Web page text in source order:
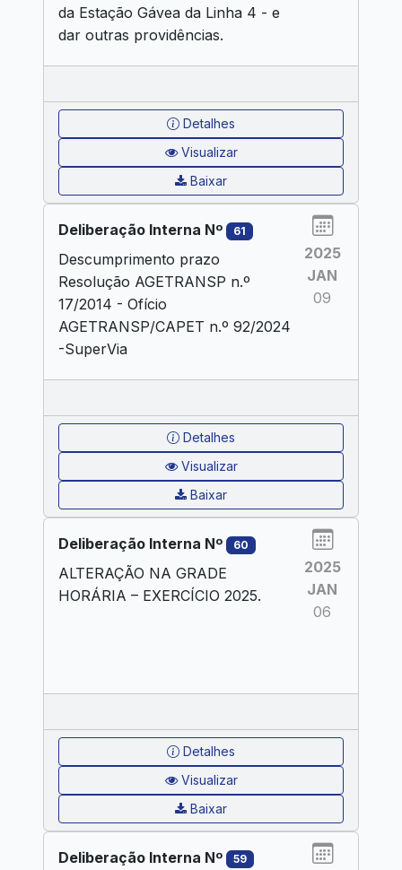
da Estação Gávea da Linha 4 - e
dar outras providências.
Detalhes
Visualizar
Baixar
Deliberação Interna Nº 61
Descumprimento prazo
Resolução AGETRANSP n.º
17/2014 - Ofício
AGETRANSP/CAPET n.º 92/2024
-SuperVia
2025
JAN
09
Detalhes
Visualizar
Baixar
Deliberação Interna Nº 60
ALTERAÇÃO NA GRADE
HORÁRIA – EXERCÍCIO 2025.
2025
JAN
06
Detalhes
Visualizar
Baixar
Deliberação Interna Nº 59